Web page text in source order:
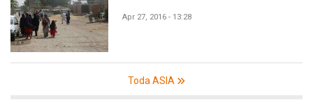
Apr 27, 2016 - 13:28
Toda ASIA